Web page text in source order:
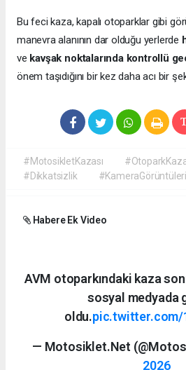
Bu feci kaza, kapalı otoparklar gibi
manevra alanının dar olduğu yerlerde
ve kavşak noktalarında kontrollü
önem taşıdığını bir kez daha acı bir
#MotosikletKazası
#Dikkatsizlik
#KameraGörüntüleri
Habere Ek Video
AVM otoparkındaki kaza
sosyal medyada
oldu.
— Motosiklet.Net
2026